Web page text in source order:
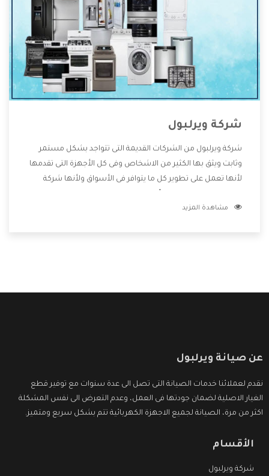
شركة ويرلبول
شركة ويرلبول من الشركات القديمة التى تتواجد بشكل مستمر
وثابت ويثق بها الكثير من الاشخاص وفى كل الأجهزة التى تقدمها
لأنها تعمل على تطوير كل ما يتوافر فى الأسواق ولأنها شركة
وتقدم للعملاء أقوى العروض والخصومات التى تسهل على
مشاهدة المزيد
عن صيانة ويرلبول
نقدم لعملائنا خدمات الصيانة التى تصل الى عدة سنوات مع توفير قطع
الغيار الاصلية لضمان جودتها فى العمل، وعدم التعرض الى نفس المشكلة
اكثر من مرة، الصيانة لجميع الاجهزة الكهربائية تتم بشكل سريع ومتميز.
الأقسام
شركة ويرلبول